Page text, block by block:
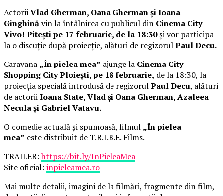
ActoriiVlad Gherman, Oana Gherman și Ioana
Ginghinăvin la întâlnirea cu publicul din Cinema City
Vivo! Pitești pe 17 februarie, de la 18:30și vor participa
la o discuție după proiecție, alături de regizorulPaul Decu.
Caravana „În pielea mea” ajunge la Cinema City
Shopping City Ploiești, pe 18 februarie, de la 18:30, la
proiecția specială introdusă de regizorulPaul Decu, alături
de actoriiIoana State, Vlad și Oana Gherman, Azaleea
Necula și Gabriel Vatavu.
O comedie actuală și spumoasă, filmul „În pielea
mea” este distribuit de T.R.I.B.E. Films.
TRAILER:https://bit.ly/InPieleaMea
Site oficial: inpieleamea.ro
Mai multe detalii, imagini de la filmări, fragmente din film,